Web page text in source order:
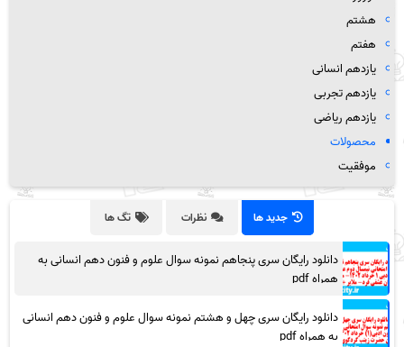
هشتم
هفتم
یازدهم انسانی
یازدهم تجربی
یازدهم ریاضی
محصولات
موفقیت
جدید ها نظرات تگ ها
دانلود رایگان سری پنجاهم نمونه سوال علوم و فنون دهم انسانی به
همراه pdf
دانلود رایگان سری چهل و هشتم نمونه سوال علوم و فنون دهم انسانی
به همراه pdf